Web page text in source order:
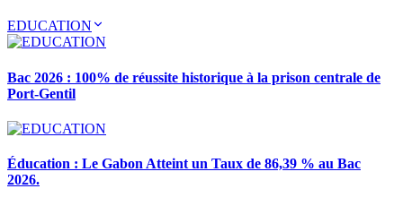
EDUCATION
Bac 2026 : 100% de réussite historique à la prison centrale de
Port-Gentil
Éducation : Le Gabon Atteint un Taux de 86,39 % au Bac
2026.